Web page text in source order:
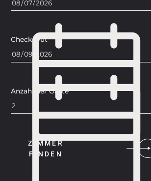
Check-Out
Anzahl der Gäste
ZIMMER
FINDEN